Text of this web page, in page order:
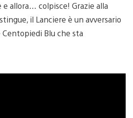
allora… colpisce! Grazie alla
il Lanciere è un avversario
Blu che sta